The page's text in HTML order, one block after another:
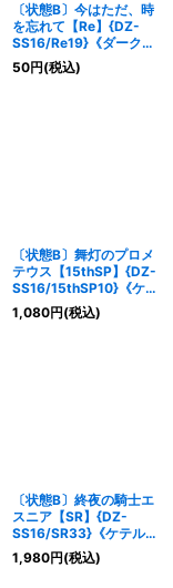
〔状態B〕今はただ、時
を忘れて【Re】{DZ-
SS16/Re19}《ダークス
テイツ》
50円(税込)
〔状態B〕舞灯のプロメ
テウス【15thSP】{DZ-
SS16/15thSP10}《ケテ
ルサンクチュアリ》
1,080円(税込)
〔状態B〕終夜の騎士エ
スニア【SR】{DZ-
SS16/SR33}《ケテルサ
ンクチュアリ》
1,980円(税込)